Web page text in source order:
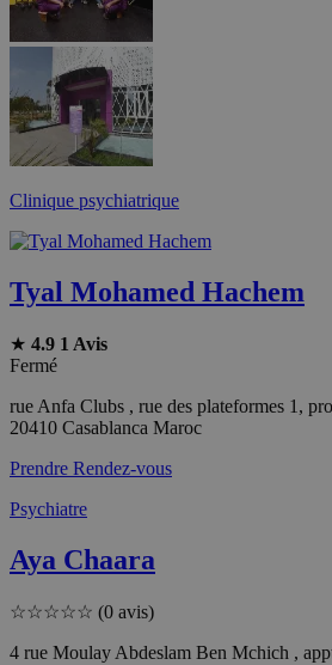
Clinique psychiatrique
Tyal Mohamed Hachem
★ 4.9 1 Avis
Fermé
rue Anfa Clubs , rue des plateformes 1,
20410 Casablanca Maroc
Prendre Rendez-vous
Psychiatre
Aya Chaara
☆☆☆☆☆ (0 avis)
4 rue Moulay Abdeslam Ben Mchich ,